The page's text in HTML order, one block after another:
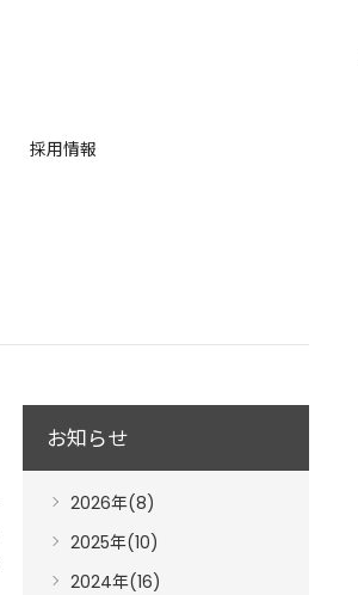
採用情報
お知らせ
2026年(8)
2025年(10)
2024年(16)